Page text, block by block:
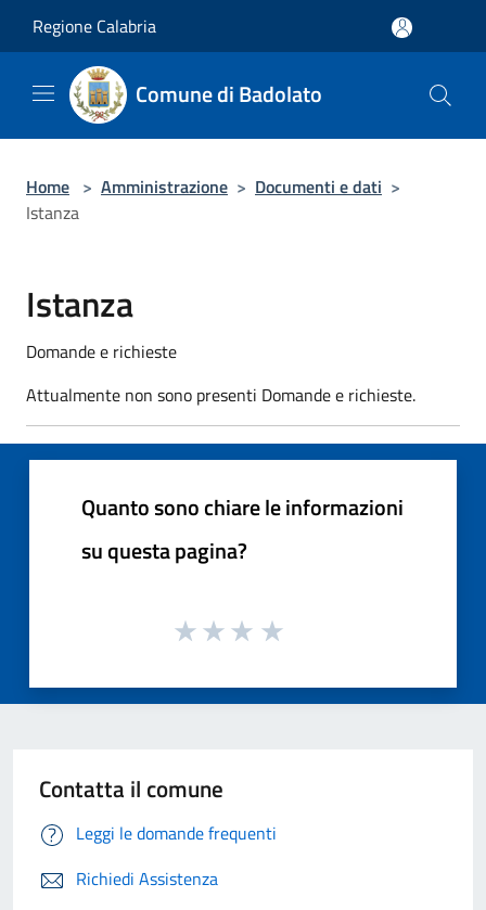
Regione Calabria
Comune di Badolato
Home > Amministrazione > Documenti e dati >
Istanza
Istanza
Domande e richieste
Attualmente non sono presenti Domande e richieste.
Quanto sono chiare le informazioni
su questa pagina?
Contatta il comune
Leggi le domande frequenti
Richiedi Assistenza